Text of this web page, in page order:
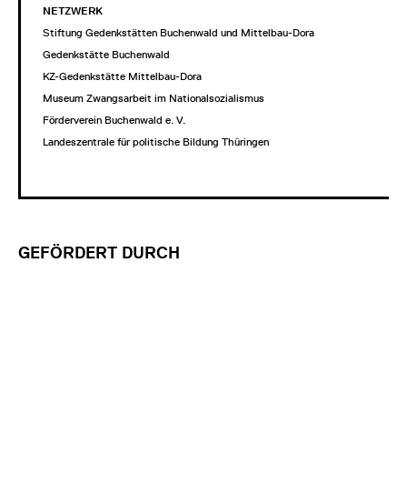
NETZWERK
Stiftung Gedenkstätten Buchenwald und Mittelbau-Dora
Gedenkstätte Buchenwald
KZ-Gedenkstätte Mittelbau-Dora
Museum Zwangsarbeit im Nationalsozialismus
Förderverein Buchenwald e. V.
Landeszentrale für politische Bildung Thüringen
GEFÖRDERT DURCH